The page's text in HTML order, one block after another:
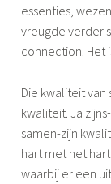
essenties,
vreugde verder
connection. Het
Die kwaliteit
kwaliteit. Ja
samen-zijn
hart met het
waarbij er een